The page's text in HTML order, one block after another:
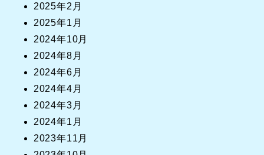
2025年2月
2025年1月
2024年10月
2024年8月
2024年6月
2024年4月
2024年3月
2024年1月
2023年11月